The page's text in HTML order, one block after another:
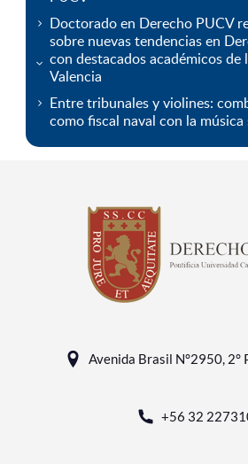
Doctorado en Derecho PUCV
sobre nuevas tendencias en
con destacados académicos de
Valencia
Entre tribunales y violines:
como fiscal naval con la
Avenida Brasil N°2950, 2°
+56 32